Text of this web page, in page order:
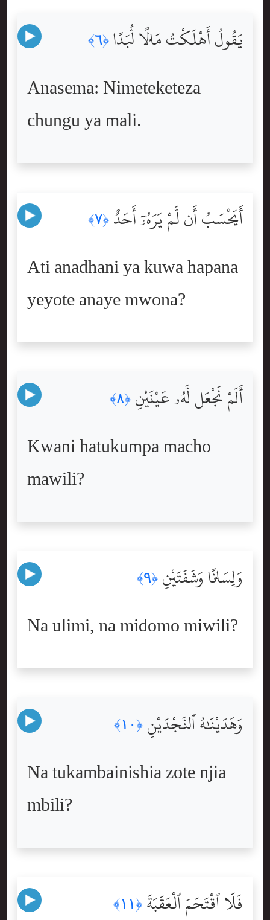
يَقُولُ أَهْلَكْتُ مَالًۭا لُّبَدًا ﴿٦﴾
Anasema: Nimeteketeza
chungu ya mali.
أَيَحْسَبُ أَن لَّمْ يَرَهُۥٓ أَحَدٌ ﴿٧﴾
Ati anadhani ya kuwa hapana
yeyote anaye mwona?
أَلَمْ نَجْعَل لَّهُۥ عَيْنَيْنِ ﴿٨﴾
Kwani hatukumpa macho
mawili?
وَلِسَانًۭا وَشَفَتَيْنِ ﴿٩﴾
Na ulimi, na midomo miwili?
وَهَدَيْنَٰهُ ٱلنَّجْدَيْنِ ﴿١٠﴾
Na tukambainishia zote njia
mbili?
فَلَا ٱقْتَحَمَ ٱلْعَقَبَةَ ﴿١١﴾